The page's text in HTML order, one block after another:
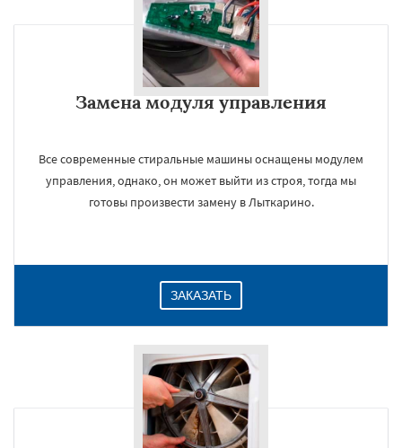
Замена модуля управления
Все современные стиральные машины оснащены модулем
управления, однако, он может выйти из строя, тогда мы
готовы произвести замену в Лыткарино.
ЗАКАЗАТЬ
Даю согласие на обработку персональных данных